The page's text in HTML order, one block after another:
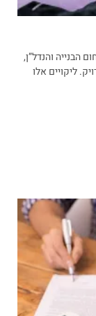
הבנייה והנדל”ן,
ליקויים אלו